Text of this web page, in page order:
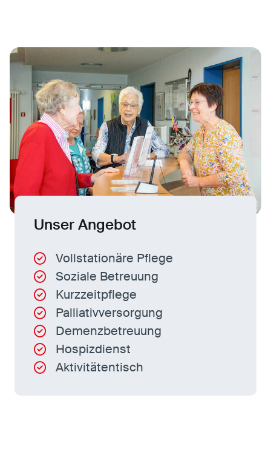
Unser Angebot
Vollstationäre Pflege
Soziale Betreuung
Kurzzeitpflege
Palliativversorgung
Demenzbetreuung
Hospizdienst
Aktivitätentisch